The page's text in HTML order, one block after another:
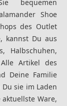
bequemen
Shoe
des Outlet
kannst Du aus
Halbschuhen,
Artikel des
Deine Familie
sie im Laden
Ware,